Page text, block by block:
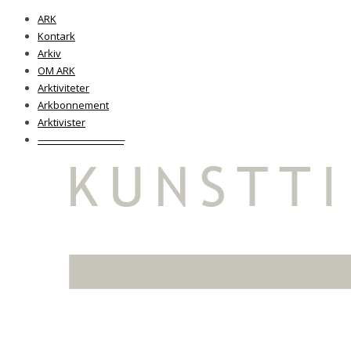
ARK
Kontark
Arkiv
OM ARK
Arktiviteter
Arkbonnement
Arktivister
——————————